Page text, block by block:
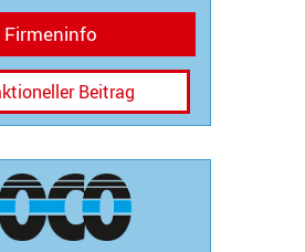
Firmeninfo
Beitrag